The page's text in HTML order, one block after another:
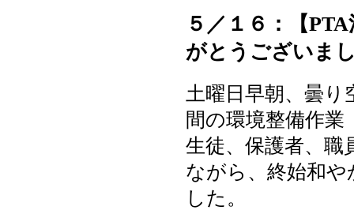
５／１６：【
がとうございま
土曜日早朝、曇
間の環境整備作
生徒、保護者、職
ながら、終始和
した。